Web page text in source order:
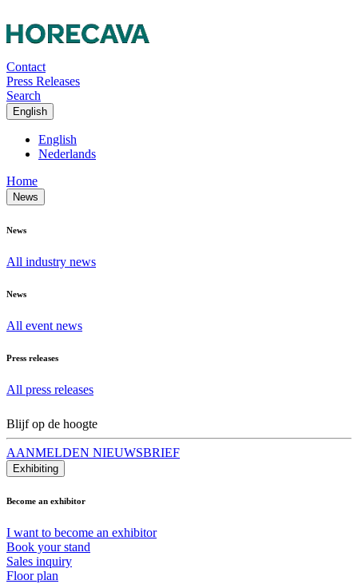
Contact
Press Releases
Search
English
English
Nederlands
Home
News
News
All industry news
News
All event news
Press releases
All press releases
Blijf op de hoogte
AANMELDEN NIEUWSBRIEF
Exhibiting
Become an exhibitor
I want to become an exhibitor
Book your stand
Sales inquiry
Floor plan